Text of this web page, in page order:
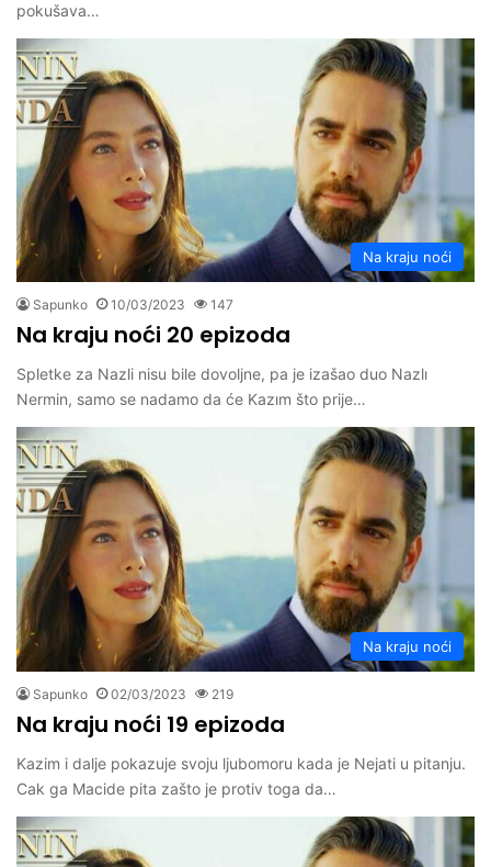
pokušava…
Na kraju noći
Sapunko 10/03/2023 147
Na kraju noći 20 epizoda
Spletke za Nazli nisu bile dovoljne, pa je izašao duo Nazlı
Nermin, samo se nadamo da će Kazım što prije…
Na kraju noći
Sapunko 02/03/2023 219
Na kraju noći 19 epizoda
Kazim i dalje pokazuje svoju ljubomoru kada je Nejati u pitanju.
Cak ga Macide pita zašto je protiv toga da…